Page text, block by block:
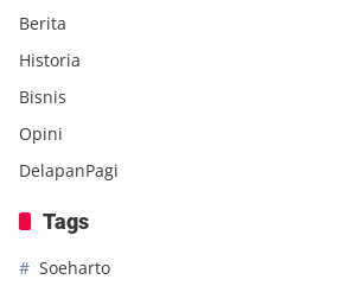
Berita
Historia
Bisnis
Opini
DelapanPagi
Tags
Soeharto